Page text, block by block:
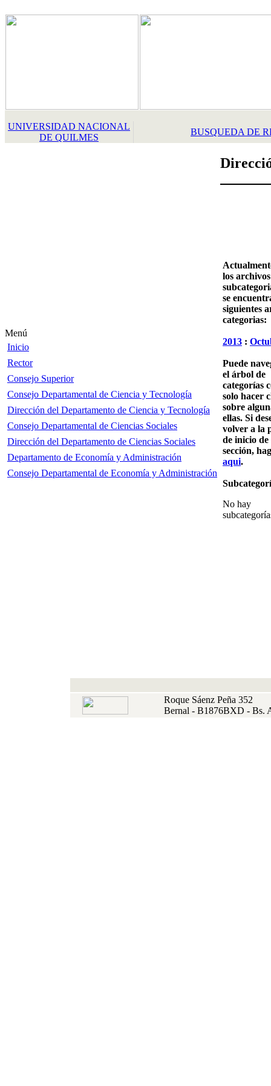
UNIVERSIDAD NACIONAL
DE QUILMES
BUSQUEDA DE
Menú
Inicio
Rector
Consejo Superior
Consejo Departamental de Ciencia y Tecnología
Dirección del Departamento de Ciencia y Tecnología
Consejo Departamental de Ciencias Sociales
Dirección del Departamento de Ciencias Sociales
Departamento de Economía y Administración
Consejo Departamental de Economía y Administración
los
se
siguientes
categorias:
2013 :
Puede
el árbol de
categorías
solo hacer
sobre
ellas. Si
volver a la
de inicio de
sección,
aqui.
No hay
Roque Sáenz Peña 352
Bernal - B1876BXD - Bs.